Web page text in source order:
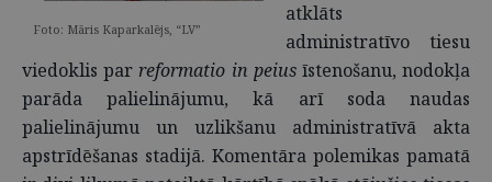
Foto: Māris Kaparkalējs, “LV”
atklāts
administratīvo tiesu
viedoklis parreformatio in peiusīstenošanu, nodokļa
parāda palielinājumu, kā arī soda naudas
palielinājumu un uzlikšanu administratīvā akta
apstrīdēšanas stadijā. Komentāra polemikas pamatā